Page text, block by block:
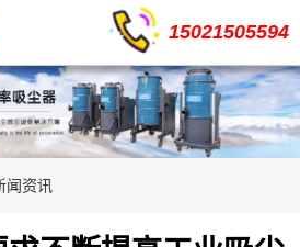
15021505594
闻资讯